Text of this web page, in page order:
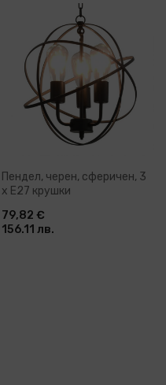
Пендел, черен, сферичен, 3
x E27 крушки
79,82 €
156.11 лв.